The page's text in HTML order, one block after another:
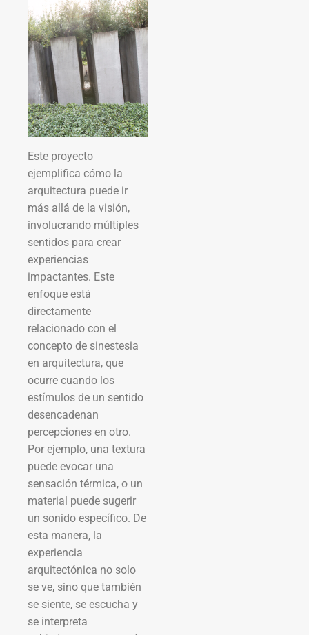
Este proyecto
ejemplifica cómo la
arquitectura puede ir
más allá de la visión,
involucrando múltiples
sentidos para crear
experiencias
impactantes. Este
enfoque está
directamente
relacionado con el
concepto de sinestesia
en arquitectura, que
ocurre cuando los
estímulos de un sentido
desencadenan
percepciones en otro.
Por ejemplo, una textura
puede evocar una
sensación térmica, o un
material puede sugerir
un sonido específico. De
esta manera, la
experiencia
arquitectónica no solo
se ve, sino que también
se siente, se escucha y
se interpreta